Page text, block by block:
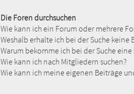
Die Foren durchsuchen
Wie kann ich ein Forum oder mehrere
Weshalb erhalte ich bei der Suche keine
Warum bekomme ich bei der Suche eine
Wie kann ich nach Mitgliedern suchen?
Wie kann ich meine eigenen Beiträge